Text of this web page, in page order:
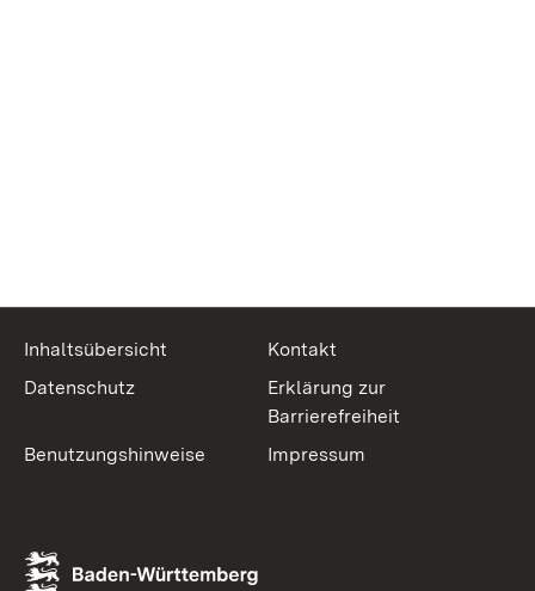
Inhaltsübersicht
Kontakt
Datenschutz
Erklärung zur
Barrierefreiheit
Benutzungshinweise
Impressum